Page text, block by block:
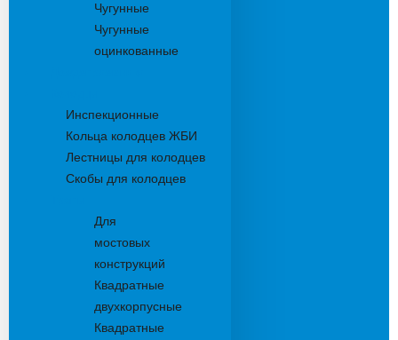
Чугунные
Чугунные
оцинкованные
Инспекционные
Кольца колодцев ЖБИ
Лестницы для колодцев
Скобы для колодцев
Для
мостовых
конструкций
Квадратные
двухкорпусные
Квадратные